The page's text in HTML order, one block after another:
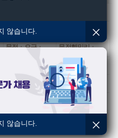
광장ㆍ구의
문정ㆍ오금ㆍ방이 문정훼밀리ㆍ헬리오시티
수지ㆍ분당
위례지구
천호,강동역 파크리오
주일 수시운행
않습니다.
않습니다.